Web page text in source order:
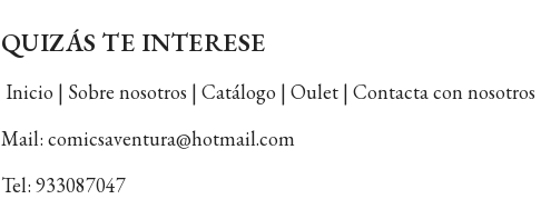
QUIZÁS TE INTERESE
Inicio | Sobre nosotros | Catálogo | Oulet | Contacta con nosotros
Mail: comicsaventura@hotmail.com
Tel: 933087047